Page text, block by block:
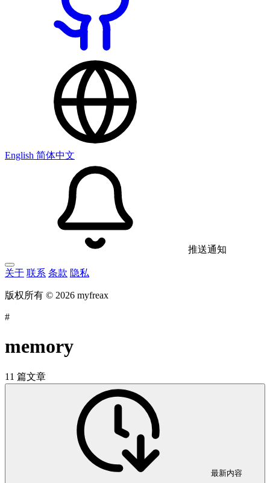
English 简体中文
推送通知
关于 联系 条款 隐私
版权所有 © 2026 myfreax
#
memory
11 篇文章
最新内容